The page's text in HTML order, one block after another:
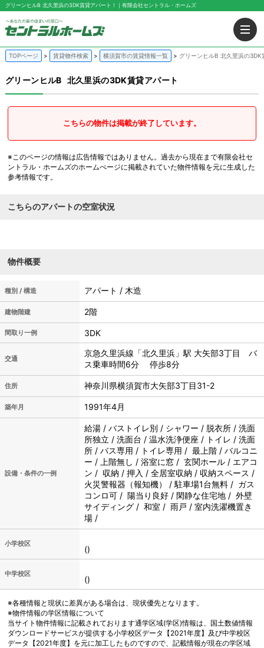
グリーンヒルB 北久里浜の3DK賃貸アパート！｜有限会社セントラル・ホームズ
TOPページ 賃貸物件検索 横須賀市の賃貸情報一覧 グリーンヒルB 北久里浜の3DK
グリーンヒルB 北久里浜の3DK賃貸アパート
こちらの物件は掲載が終了しています。
※このページの情報は広告情報ではありません。過去から現在まで有限会社セ
ントラル・ホームズのホームぺージに掲載されていた物件情報を元に生成した
参考情報です。
こちらのアパートの空室状況
物件概要
種別 / 構造 アパート / 木造
建物階建 2階
間取り一例 3DK
交通
京急久里浜線「北久里浜」駅 大矢部3丁目 バ
ス乗車時間6分 停歩8分
住所 神奈川県横須賀市大矢部3丁目31-2
築年月 1991年4月
設備・条件の一例
給湯 / バストイレ別 / シャワー / 脱衣所 / 洗面
所独立 / 洗面台 / 温水洗浄便座 / トイレ / 洗面
所 / バス専用 / トイレ専用 / 最上階 / バルコニ
ー / 上階無し / 浴室に窓 / 玄関ホール / エアコ
ン / 収納 / 押入 / 全居室収納 / 収納スペース /
火災警報器（報知機） / 駐車場1台無料 / ガス
コンロ可 / 陽当り良好 / 閑静な住宅地 / 外壁
サイディング / 和室 / 雨戸 / 室内洗濯機置き
場 /
小学校区
()
中学校区
()
※各種情報と現状に差異がある場合は、現状優先となります。
※物件情報の学区情報について
当サイト物件情報に記載されております通学区域(学区)情報は、国土数値情報
ダウンロードサービスが提供する小学校区データ【2021年度】及び中学校区
データ【2021年度】を元に加工したものですので、記載情報が現在の学区域